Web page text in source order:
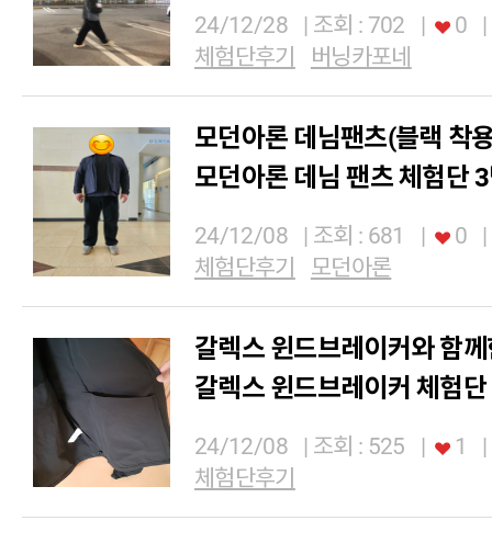
24/12/28 | 조회 : 702 | 0
체험단후기
버닝카포네
모던아론 데님팬츠(블랙 착
모던아론 데님 팬츠 체험단
24/12/08 | 조회 : 681 | 0
체험단후기
모던아론
갈렉스 윈드브레이커와 함
갈렉스 윈드브레이커 체험
24/12/08 | 조회 : 525 | 1
체험단후기